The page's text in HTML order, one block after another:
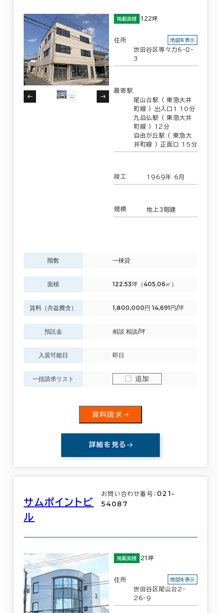
掲載面積 122坪
住所
世田谷区等々力6-8-
3
地図を表示
最寄駅
尾山台駅 ( 東急大井
町線 ) 出入口1 10分
九品仏駅 ( 東急大井
町線 ) 12分
自由が丘駅 ( 東急大
井町線 ) 正面口 15分
竣工 1969年 6月
規模 地上3階建
階数 一棟貸
面積 122.53坪（405.06㎡）
賃料（共益費含） 1,800,000円 14,691円/坪
預託金 相談 相談/坪
入居可能日 即日
一括請求リスト 追加
資料請求
詳細を見る
サムポイントビ
ル
お問い合わせ番号： 021-
54087
掲載面積 21坪
住所
世田谷区尾山台2-
26-9
地図を表示